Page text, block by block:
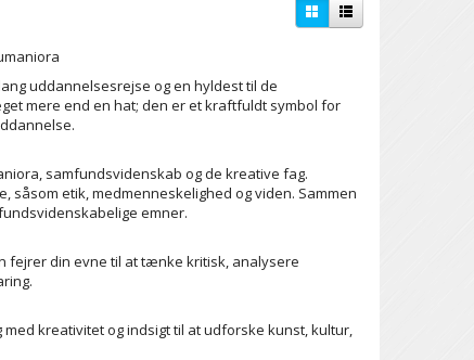
uddannelsesrejse og en hyldest til de
mere end en hat; den er et kraftfuldt symbol for
samfundsvidenskab og de kreative fag.
etik, medmenneskelighed og viden. Sammen
emner.
fejrer din evne til at tænke kritisk, analysere
kreativitet og indsigt til at udforske kunst, kultur,